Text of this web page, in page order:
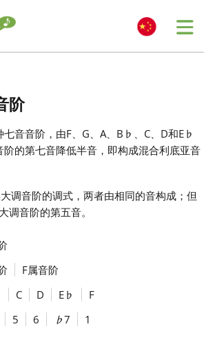
阶
七音音阶，由F、G、A、B ♭ 、C、D和E ♭
的第七音降低半音，即构成混合利底亚音
调音阶的调式，两者由相同的音构成；但
调音阶的第五音。
F属音阶
C D E ♭ F
5 6 ♭7 1